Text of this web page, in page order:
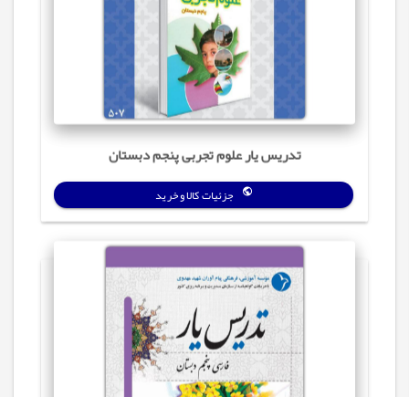
تدریس‌ یار علوم تجربی پنجم دبستان
جزئیات کالا و خرید